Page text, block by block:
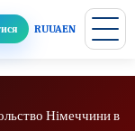
RUUAEN
Німеччини в